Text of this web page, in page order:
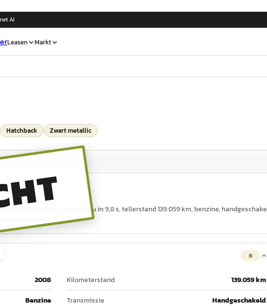
AI
Leasen Markt
Hatchback Zwart metallic
uit 2008, 125 pk, 0–100 km/u in 9,8 s, tellerstand 139.059 km, benzine,
RDW.
6
2008 Kilometerstand
139.059 km
Benzine Transmissie
Handgeschakeld